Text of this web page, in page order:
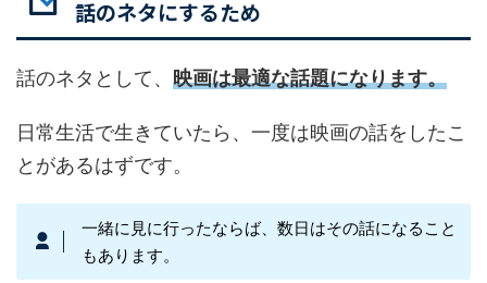
話のネタにするため
話のネタとして、 映画は最適な話題になります。
日常生活で生きていたら、一度は映画の話をしたこ
とがあるはずです。
一緒に見に行ったならば、数日はその話になること
もあります。